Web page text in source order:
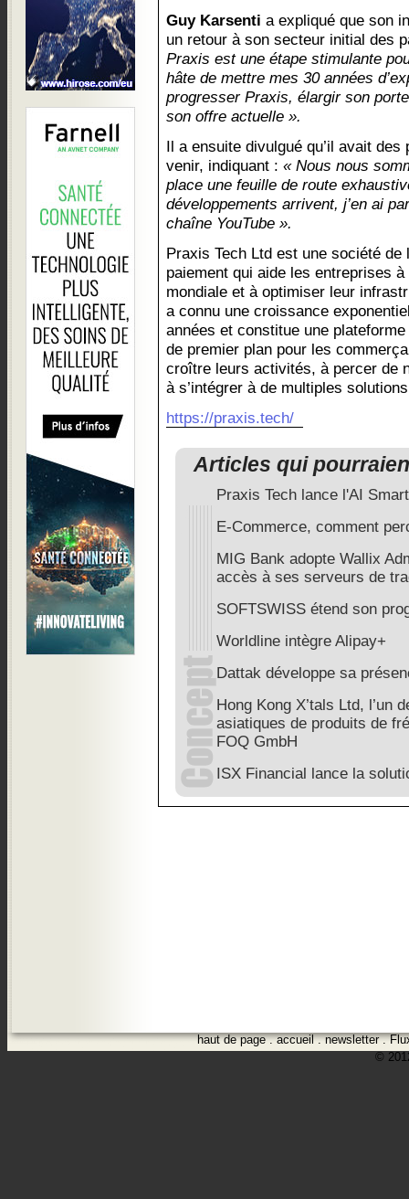
Guy Karsenti a expliqué que son
un retour à son secteur initial des
Praxis est une étape stimulante
hâte de mettre mes 30 années
progresser Praxis, élargir son
son offre actuelle ».
Il a ensuite divulgué qu’il avait des
venir, indiquant : « Nous nous
place une feuille de route
développements arrivent, j’en ai
chaîne YouTube ».
Praxis Tech Ltd est une société
paiement qui aide les entreprises
mondiale et à optimiser leur
a connu une croissance
années et constitue une
de premier plan pour les
croître leurs activités, à percer de
à s’intégrer à de multiples
https://praxis.tech/
Articles qui
Praxis Tech lance l'AI
E-Commerce, comment
MIG Bank adopte Wallix
accès à ses serveurs de
SOFTSWISS étend son
Worldline intègre Alipay+
Dattak développe sa
Hong Kong X’tals Ltd, l’un
asiatiques de produits de
FOQ GmbH
ISX Financial lance la
haut de page.accueil.newsletter.
©